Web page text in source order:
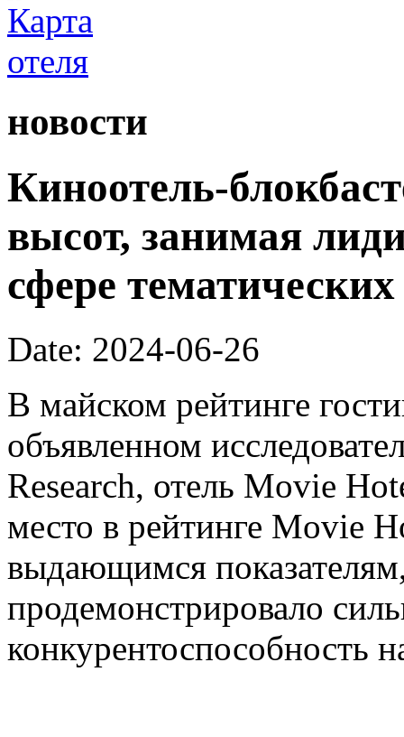
новости
Киноотель-
высот, занимая
сфере
Date: 2024-06-26
В майском рейтинге
объявленном
Research, отель Movie
место в рейтинге Movie
выдающимся
продемонстрировало
конкурентоспособность